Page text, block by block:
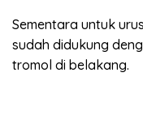
Sementara untuk
sudah didukung
tromol di belakang.